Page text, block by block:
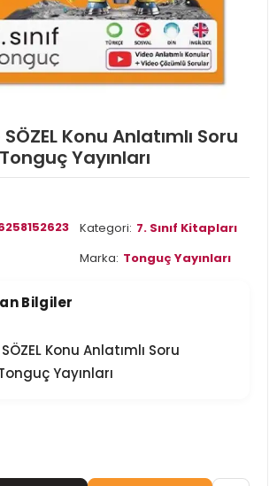
Konu Anlatımlı Soru
Yayınları
Kategori: 7. Sınıf Kitapları
Marka: Tonguç Yayınları
Bilgiler
Konu Anlatımlı Soru
Yayınları